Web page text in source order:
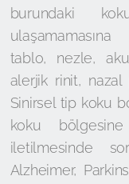
burundaki
tablo, nezle,
alerjik rinit,
Sinirsel tip koku
koku
iletilmesinde
Alzheimer,